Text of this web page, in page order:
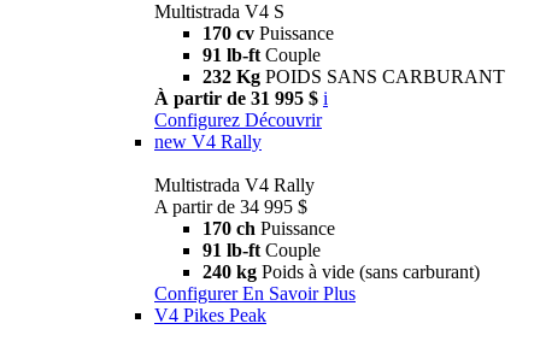
Multistrada V4 S
170 cv Puissance
91 lb-ft Couple
232 Kg POIDS SANS CARBURANT
À partir de 31 995 $ i
Configurez Découvrir
new V4 Rally
Multistrada V4 Rally
A partir de 34 995 $
170 ch Puissance
91 lb-ft Couple
240 kg Poids à vide (sans carburant)
Configurer En Savoir Plus
V4 Pikes Peak